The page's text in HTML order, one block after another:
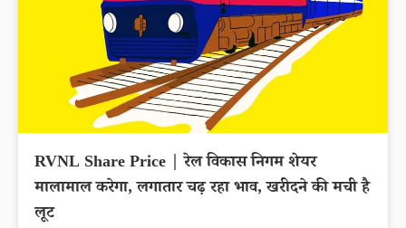
RVNL Share Price | रेल विकास निगम शेयर
मालामाल करेगा, लगातार चढ़ रहा भाव, खरीदने की मची है
लूट